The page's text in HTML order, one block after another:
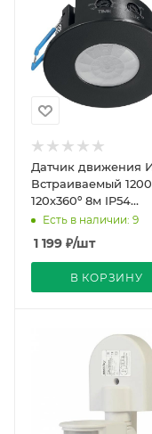
Датчик движения
Встраиваемый 1200Вт
120х360º 8м IP54
Черный
SEN55 Feron
Есть в наличии: 9
1 199 ₽/шт
В КОРЗИНУ